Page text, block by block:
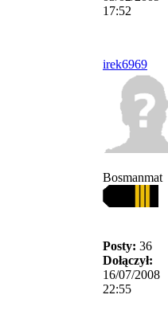
17:52
irek6969
Bosmanmat
Posty: 36
Dołączył:
16/07/2008
22:55